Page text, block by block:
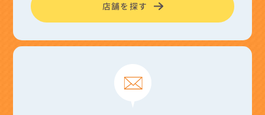
店舗を探す